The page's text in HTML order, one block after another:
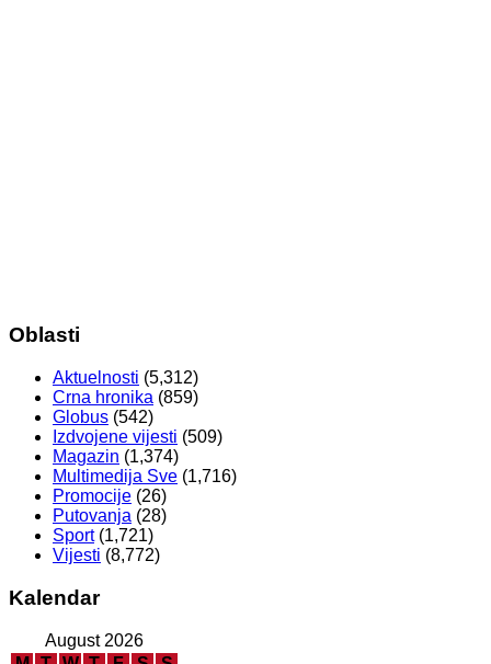
Oblasti
Aktuelnosti (5,312)
Crna hronika (859)
Globus (542)
Izdvojene vijesti (509)
Magazin (1,374)
Multimedija Sve (1,716)
Promocije (26)
Putovanja (28)
Sport(1,721)
Vijesti (8,772)
Kalendar
August 2026